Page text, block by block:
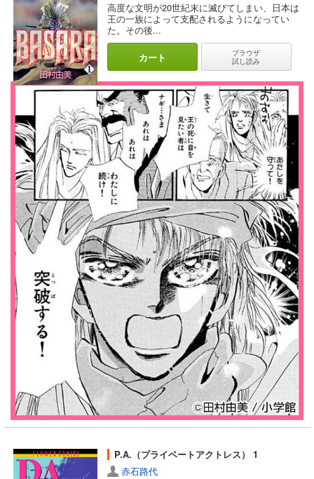
高度な文明が20世紀末に滅びてしまい、日本は
王の一族によって支配されるようになってい
た。その後...
カート
ブラウザ
試し読み
P.A.（プライベートアクトレス） 1
赤石路代